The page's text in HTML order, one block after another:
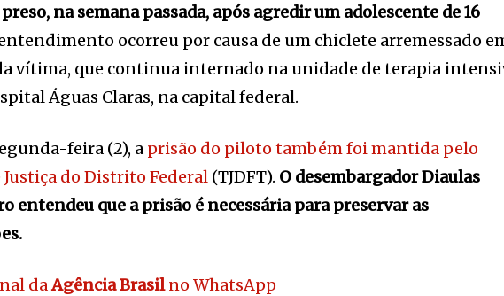
na semana passada, após agredir um adolescente de 16
ocorreu por causa de um chiclete arremessado
vítima, que continua internado na unidade de terapia
Águas Claras, na capital federal.
feira (2), a prisão do piloto também foi mantida pelo
do Distrito Federal (TJDFT). O desembargador Diaulas
entendeu que a prisão é necessária para preservar as
daAgência Brasilno WhatsApp